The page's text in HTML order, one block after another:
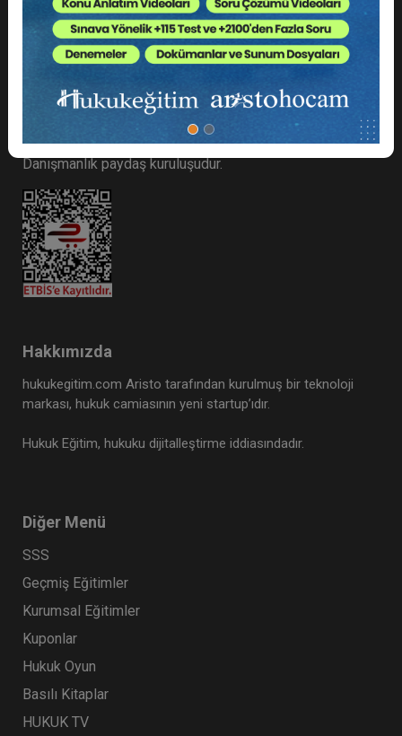
İstanbul
Meb Kurum Kodu: 99993431
hukukegitim.com bir Boğaziçi Akademi ve Enstitü
Danışmanlık paydaş kuruluşudur.
Hakkımızda
hukukegitim.com Aristo tarafından kurulmuş bir teknoloji
markası, hukuk camiasının yeni startup’ıdır.
Hukuk Eğitim, hukuku dijitalleştirme iddiasındadır.
Diğer Menü
SSS
Geçmiş Eğitimler
Kurumsal Eğitimler
Kuponlar
Hukuk Oyun
Basılı Kitaplar
HUKUK TV